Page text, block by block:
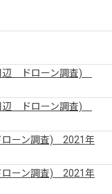
辺 ドローン調査)
辺 ドローン調査)
ローン調査) 2021年
ローン調査) 2021年